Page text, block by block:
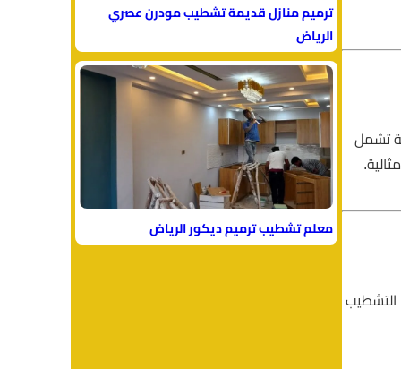
تشمل
التشطيب
ترميم منازل قديمة تشطيب مودرن عصري
الرياض
معلم تشطيب ترميم ديكور الرياض